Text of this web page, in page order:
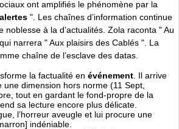
ont amplifiés le phénomène par la
alertes ". Les chaînes d’information continue
noblesse à la d’actualités. Zola raconta " Au
narrera " Aux plaisirs des Cablés ". La
chaîne de l’esclave des datas.
la factualité en événement. Il arrive
une dimension hors norme (11 Sept,
tout en gardant le fond-propre de la
sa lecture encore plus délicate.
l’horreur aveugle et lui procure une
indéniable.